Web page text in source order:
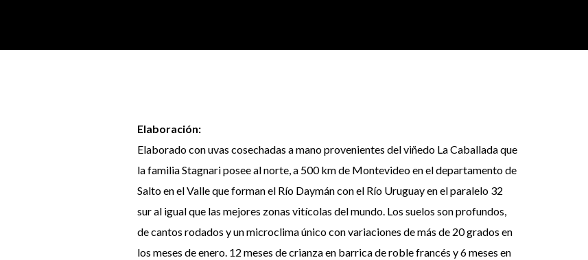
Elaboración:
Elaborado con uvas cosechadas a mano provenientes del viñedo La Caballada que
la familia Stagnari posee al norte, a 500 km de Montevideo en el departamento de
Salto en el Valle que forman el Río Daymán con el Río Uruguay en el paralelo 32
sur al igual que las mejores zonas vitícolas del mundo. Los suelos son profundos,
de cantos rodados y un microclima único con variaciones de más de 20 grados en
los meses de enero. 12 meses de crianza en barrica de roble francés y 6 meses en